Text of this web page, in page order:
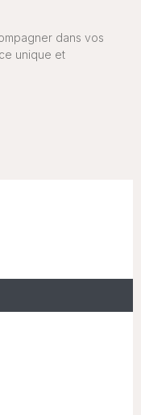
dans vos
unique et